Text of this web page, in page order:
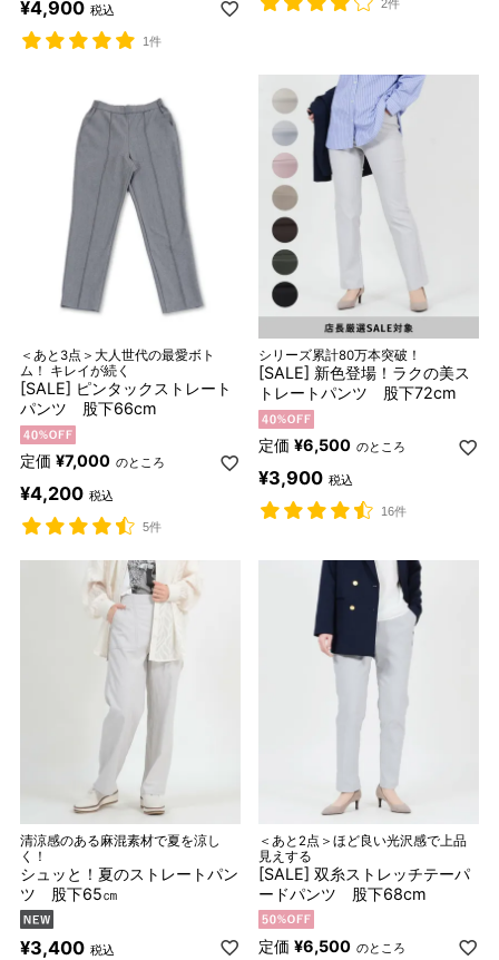
¥4,900 税込
1件
2件
＜あと3点＞大人世代の最愛ボト
ム！ キレイが続く
[SALE] ピンタックストレート
パンツ 股下66cm
定価 ¥7,000 のところ
¥4,200 税込
5件
シリーズ累計80万本突破！
[SALE] 新色登場！ラクの美ス
トレートパンツ 股下72cm
定価 ¥6,500 のところ
¥3,900 税込
16件
清涼感のある麻混素材で夏を涼し
く！
シュッと！夏のストレートパン
ツ 股下65㎝
¥3,400 税込
＜あと2点＞ほど良い光沢感で上品
見えする
[SALE] 双糸ストレッチテーパ
ードパンツ 股下68cm
定価 ¥6,500 のところ